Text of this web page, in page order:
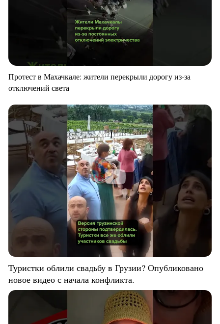
Протест в Махачкале: жители перекрыли дорогу из-за
отключений света
Туристки облили свадьбу в Грузии? Опубликовано
новое видео с начала конфликта.